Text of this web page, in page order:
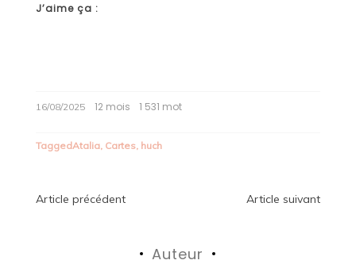
J’aime ça :
16/08/2025 12 mois 1 531 mot
TaggedAtalia, Cartes, huch
Navigation
Article précédent Article suivant
Auteur